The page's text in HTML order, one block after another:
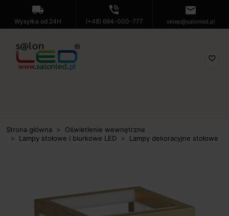
local_shipping
Wysyłka od 24H
phone_in_talk
(+48) 694-000-777
mail
sklep@salonled.pl
favorite_border
Strona główna
Oświetlenie wewnętrzne
Lampy stołowe i biurkowe LED
Lampy dekoracyjne stołowe